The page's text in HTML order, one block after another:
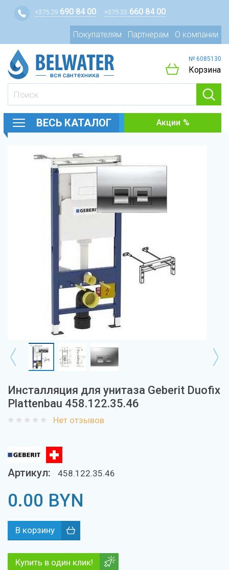
+375 29 690 84 00 +375 33 660 84 00
Покупателям Партнерам О компании
№ 6085130
Корзина
ВЕСЬ КАТАЛОГ Акции
Инсталляция для унитаза Geberit Duofix
Plattenbau 458.122.35.46
Нет отзывов
Артикул: 458.122.35.46
0.00 BYN
Купить в один клик!